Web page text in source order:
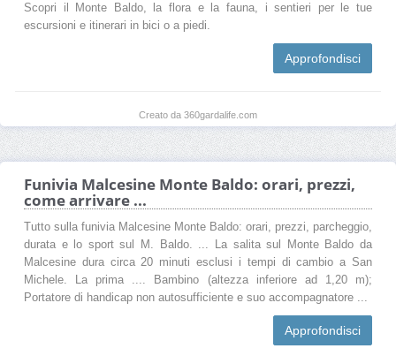
Scopri il Monte Baldo, la flora e la fauna, i sentieri per le tue
escursioni e itinerari in bici o a piedi.
Approfondisci
Creato da 360gardalife.com
Funivia Malcesine Monte Baldo: orari, prezzi,
come arrivare ...
Tutto sulla funivia Malcesine Monte Baldo: orari, prezzi, parcheggio,
durata e lo sport sul M. Baldo. ... La salita sul Monte Baldo da
Malcesine dura circa 20 minuti esclusi i tempi di cambio a San
Michele. La prima .... Bambino (altezza inferiore ad 1,20 m);
Portatore di handicap non autosufficiente e suo accompagnatore ...
Approfondisci